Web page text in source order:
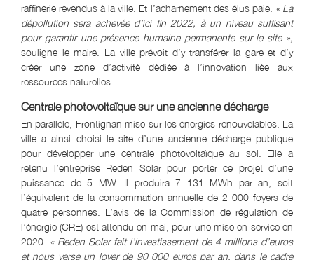
raffinerie revendus à la ville. Et l’acharnement des élus paie. « La
dépollution sera achevée d’ici fin 2022, à un niveau suffisant
pour garantir une présence humaine permanente sur le site »,
souligne le maire. La ville prévoit d’y transférer la gare et d’y
créer une zone d’activité dédiée à l’innovation liée aux
ressources naturelles.
Centrale photovoltaïque sur une ancienne décharge
En parallèle, Frontignan mise sur les énergies renouvelables. La
ville a ainsi choisi le site d’une ancienne décharge publique
pour développer une centrale photovoltaïque au sol. Elle a
retenu l’entreprise Reden Solar pour porter ce projet d’une
puissance de 5 MW. Il produira 7 131 MWh par an, soit
l’équivalent de la consommation annuelle de 2 000 foyers de
quatre personnes. L’avis de la Commission de régulation de
l’énergie (CRE) est attendu en mai, pour une mise en service en
2020. « Reden Solar fait l’investissement de 4 millions d’euros
et nous verse un loyer de 90 000 euros par an, dans le cadre